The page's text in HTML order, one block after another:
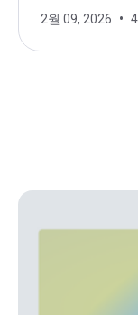
2월 09, 2026